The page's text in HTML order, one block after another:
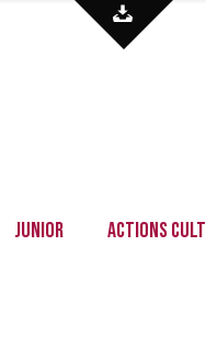
Junior Actions